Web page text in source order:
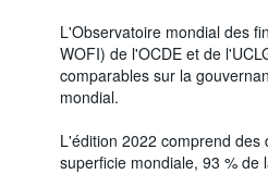
L'Observatoire mondial des
WOFI) de l'OCDE et de
comparables sur la
mondial.
L'édition 2022 comprend
superficie mondiale, 93 % de